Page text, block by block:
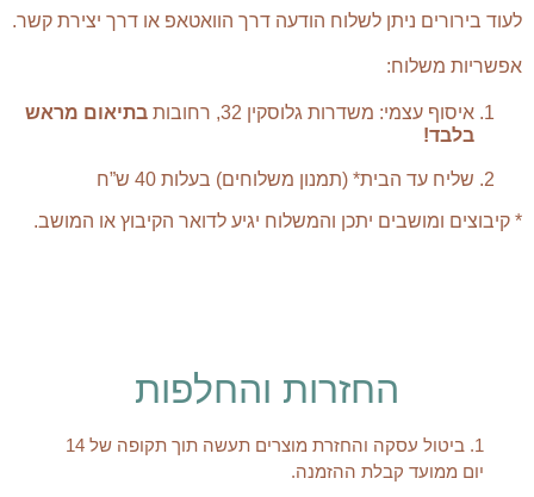
לעוד בירורים ניתן לשלוח הודעה דרך הוואטאפ או דרך יצירת קשר.
אפשריות משלוח:
איסוף עצמי: משדרות גלוסקין 32, רחובות
בתיאום מראש
בלבד!
שליח עד הבית* (תמנון משלוחים) בעלות 40 ש”ח
* קיבוצים ומושבים יתכן והמשלוח יגיע לדואר הקיבוץ או המושב.
החזרות והחלפות
1. ביטול עסקה והחזרת מוצרים תעשה תוך תקופה של 14
יום ממועד קבלת ההזמנה.